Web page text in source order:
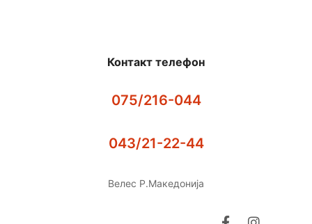
Контакт телефон
075/216-044
043/21-22-44
Велес Р.Македонија